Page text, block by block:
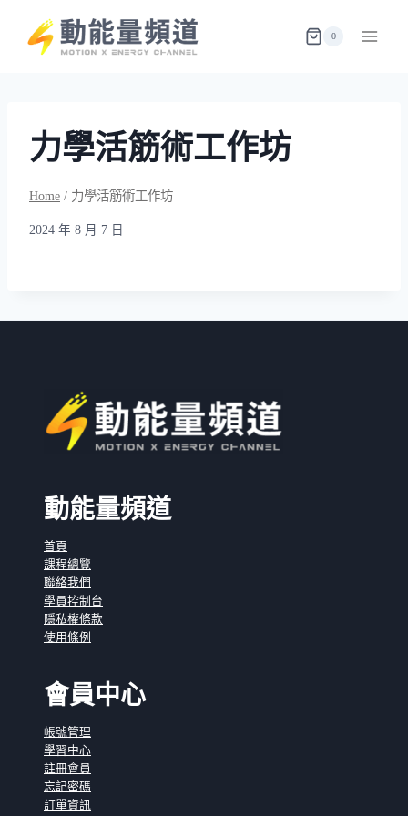
content
0
力學活筋術工作坊
Home / 力學活筋術工作坊
2024 年 8 月 7 日
動能量頻道
首頁
課程總覽
聯絡我們
學員控制台
隱私權條款
使用條例
會員中心
帳號管理
學習中心
註冊會員
忘記密碼
訂單資訊